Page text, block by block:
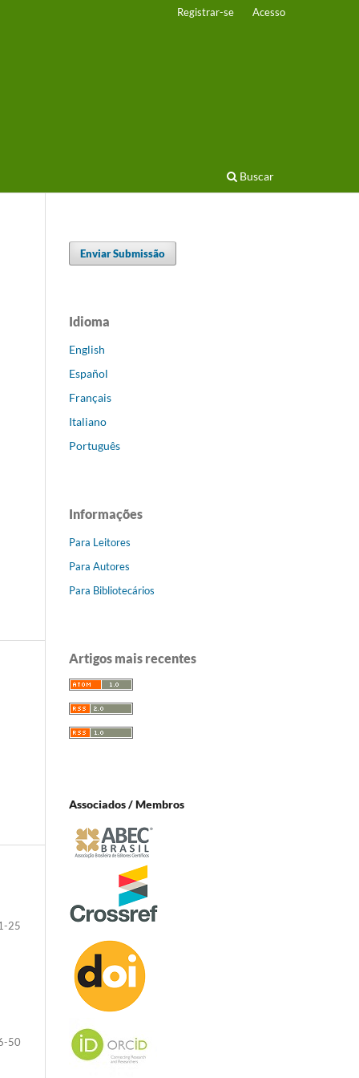
Buscar
Registrar-se Acesso
25
50
Enviar Submissão
Idioma
English
Español
Français
Italiano
Português
Informações
Para Leitores
Para Autores
Para Bibliotecários
Artigos mais recentes
Associados / Membros